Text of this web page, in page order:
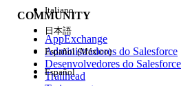
Experiência
COMMUNITY
AppExchange
Administradores do Salesforce
Desenvolvedores do Salesforce
Trailhead
Italiano
日本語
Español (México)
Español